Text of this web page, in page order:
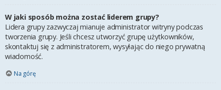
W jaki sposób można zostać liderem grupy?
Lidera grupy zazwyczaj mianuje administrator witryny podczas
tworzenia grupy. Jeśli chcesz utworzyć grupę użytkowników,
skontaktuj się z administratorem, wysyłając do niego prywatną
wiadomość.
Na górę